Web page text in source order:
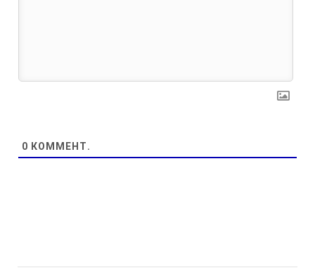
0 КОММЕНТ.